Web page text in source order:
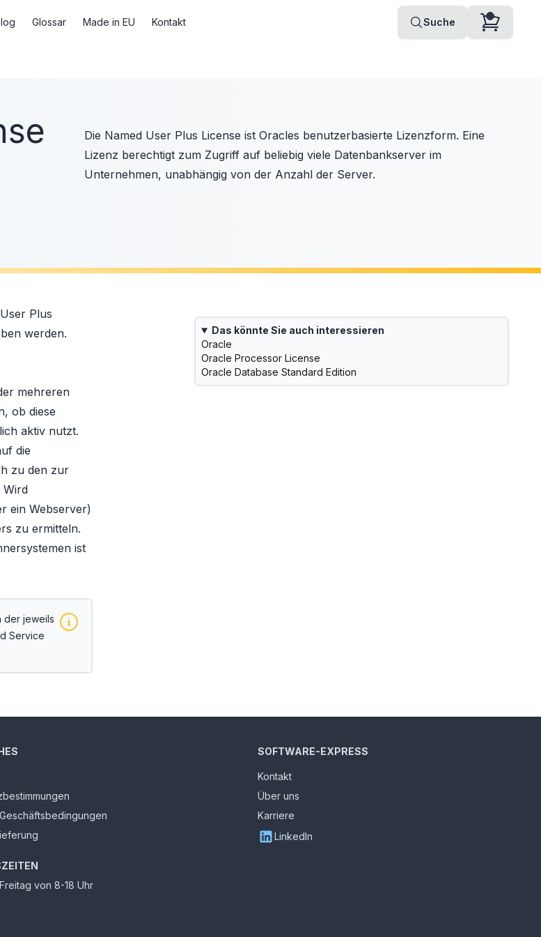
Glossar Made in EU Kontakt Suche
Die Named User Plus License ist Oracles benutzerbasierte Lizenzform. Eine
Lizenz berechtigt zum Zugriff auf beliebig viele Datenbankserver im
Unternehmen, unabhängig von der Anzahl der Server.
Plus
werden.
mehreren
ob diese
aktiv nutzt.
die
zu den zur
Wird
ein Webserver)
zu ermitteln.
ist
der jeweils
Service
Das könnte Sie auch interessieren
Oracle
Oracle Processor License
Oracle Database Standard Edition
von 8-18 Uhr
SOFTWARE-EXPRESS
Kontakt
Über uns
Karriere
LinkedIn